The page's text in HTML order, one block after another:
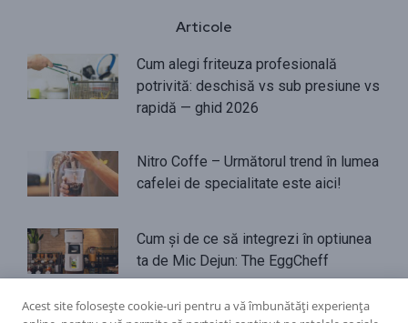
Articole
Cum alegi friteuza profesională
potrivită: deschisă vs sub presiune vs
rapidă — ghid 2026
Nitro Coffe – Următorul trend în lumea
cafelei de specialitate este aici!
Cum și de ce să integrezi în optiunea
ta de Mic Dejun: The EggCheff
Acest site folosește cookie-uri pentru a vă îmbunătăți experiența